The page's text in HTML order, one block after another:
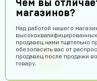
Чем вы
магазинов?
Над работой нашего
продавец нами тщательно
обезопасить вас от
продавец после продажи
товару.